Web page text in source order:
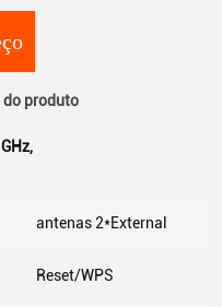
do produto
,
antenas 2*External
Reset/WPS